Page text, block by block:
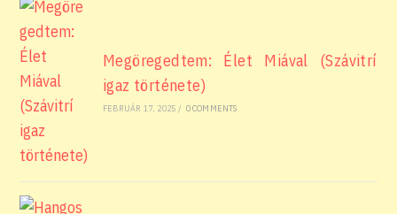
Megöregedtem: Élet Miával (Szávitrí
igaz története)
FEBRUÁR 17, 2025 / 0 COMMENTS